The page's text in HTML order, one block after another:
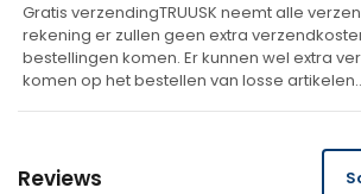
Gratis verzendingTRUUSK neemt alle
rekening er zullen geen extra
bestellingen komen. Er kunnen wel extra
komen op het bestellen van losse
Reviews